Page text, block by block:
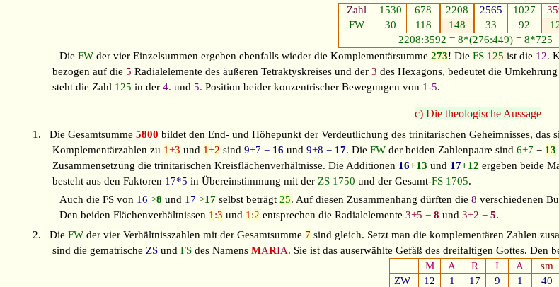
Zahl
1530 678 2208 2565 1027
FW
30 118 148 33 92
2208:3592 = 8*(276:449) = 8*725
Die FWder vier Einzelsummen ergeben ebenfalls wieder die Komplementärsumme 273! Die FS 125 ist die 12.
bezogen auf die5Radialelemente des äußeren Tetraktyskreises und der3 des Hexagons, bedeutet die
steht die Zahl 125 in der4. und5. Position beider konzentrischer Bewegungen von 1-5.
c) Die theologische Aussage
1. Die Gesamtsumme 5800 bildet den End- und Höhepunkt der Verdeutlichung des trinitarischen Geheimnisses, das
Komplementärzahlen zu 1+3 und 1+2 sind9+7 = 16 und9+8 = 17. DieFW der beiden Zahlenpaare sind6+7 = 13
Zusammensetzung die trinitarischen Kreisflächenverhältnisse. Die Additionen 16+13 und 17+12 ergeben beide
besteht aus den Faktoren 17*5 in Übereinstimmung mit der ZS 1750 und der Gesamt-FS 1705.
Auch die FS von 16 >8 und 17 >17selbst beträgt 25. Auf diesen Zusammenhang dürften die 8 verschiedenen
Den beiden Flächenverhältnissen 1 :3 und 1 :2 entsprechen die Radialelemente 3+5 = 8 und 3+2 = 5.
2.
Die FWder vier Verhältnisszahlen mit der Gesamtsumme 7 sind gleich. Setzt man die komplementären Zahlen
sind die gematrischeZS undFS des NamensMARIA. Sie ist das auserwählte Gefäß des dreifaltigen Gottes. Den
M
A R I A
sm
ZW
12 1 17 9 1
40